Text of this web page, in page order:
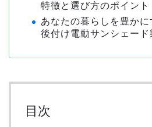
特徴と選び方のポイント
あなたの暮らしを豊か
後付け電動サンシェード
目次